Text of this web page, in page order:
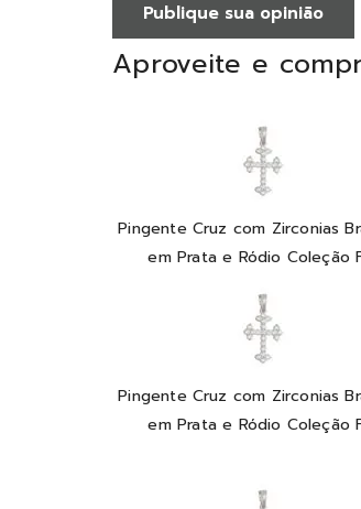
Publique sua opinião
Aproveite e
Pingente Cruz com Zirconias
em Prata e Ródio Coleção
Pingente Cruz com Zirconias
em Prata e Ródio Coleção